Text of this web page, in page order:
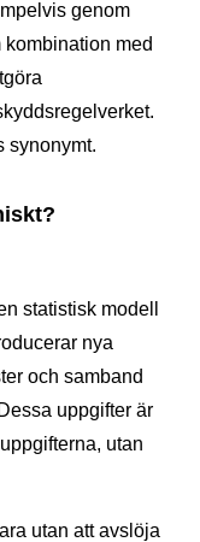
genom
kombination med
synonymt.
statistisk modell
nya
och samband
uppgifter är
utan
utan att avslöja